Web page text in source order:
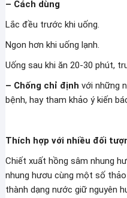
– Cách dùng
Lắc đều trước khi uống.
Ngon hơn khi uống lạnh.
Uống sau khi ăn 20-30 phút,
– Chống chỉ định với những
bệnh, hay tham khảo ý kiến
Thích hợp với nhiều đối
Chiết xuất hồng sâm nhung
nhung hươu cùng một số
thành dạng nước giữ nguyên